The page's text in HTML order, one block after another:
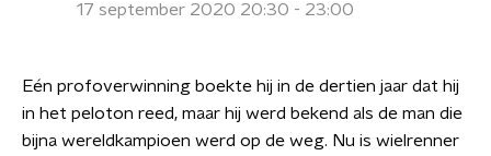
17 september 2020 20:30 - 23:00
Eén profoverwinning boekte hij in de dertien jaar dat hij
in het peloton reed, maar hij werd bekend als de man die
bijna wereldkampioen werd op de weg. Nu is wielrenner